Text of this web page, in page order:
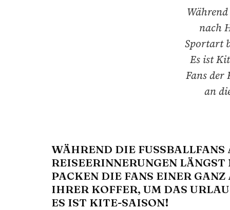
nach
Sportart
Es ist
Fans der
an
WÄHREND DIE FUSSBALLFANS
EISEERINNERUNGEN LÄNGST
ACKEN DIE FANS EINER GANZ
HRER KOFFER, UM DAS
S IST KITE-SAISON!